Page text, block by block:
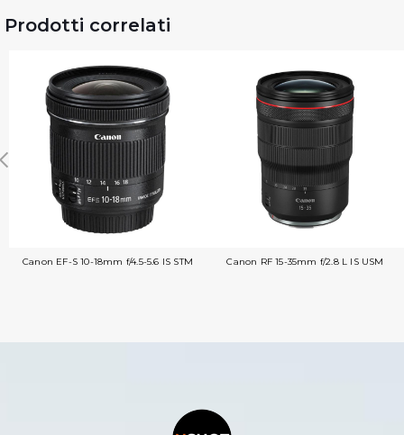
Prodotti correlati
Canon EF-S 10-18mm f/4.5-5.6 IS STM Canon RF 15-35mm f/2.8 L IS USM